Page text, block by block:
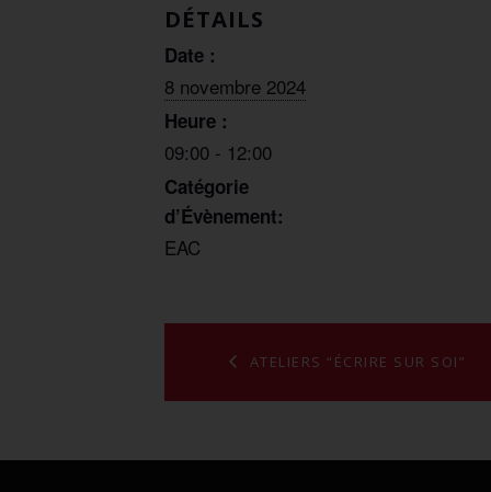
DÉTAILS
Date :
8 novembre 2024
Heure :
09:00 - 12:00
Catégorie
d’Évènement:
EAC
ATELIERS “ÉCRIRE SUR SOI”